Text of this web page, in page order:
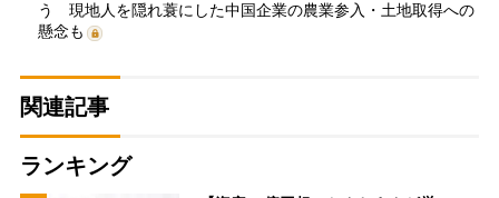
う 現地人を隠れ蓑にした中国企業の農業参入・土地取得への
懸念も
関連記事
ランキング